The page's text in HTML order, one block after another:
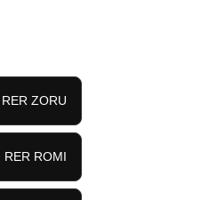
RER ZORU
RER ROMI